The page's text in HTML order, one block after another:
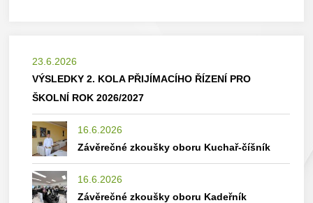
23.6.2026
VÝSLEDKY 2. KOLA PŘIJÍMACÍHO ŘÍZENÍ PRO
ŠKOLNÍ ROK 2026/2027
16.6.2026
Závěrečné zkoušky oboru Kuchař-číšník
16.6.2026
Závěrečné zkoušky oboru Kadeřník